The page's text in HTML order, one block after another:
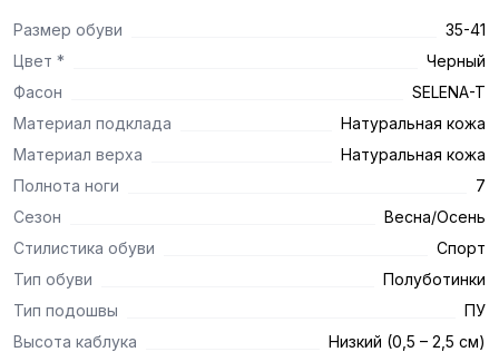
Размер обуви
35-41
Цвет *
Черный
Фасон
SELENA-T
Материал подклада
Натуральная кожа
Материал верха
Натуральная кожа
Полнота ноги
7
Сезон
Весна/Осень
Стилистика обуви
Спорт
Тип обуви
Полуботинки
Тип подошвы
ПУ
Высота каблука
Низкий (0,5 – 2,5 см)